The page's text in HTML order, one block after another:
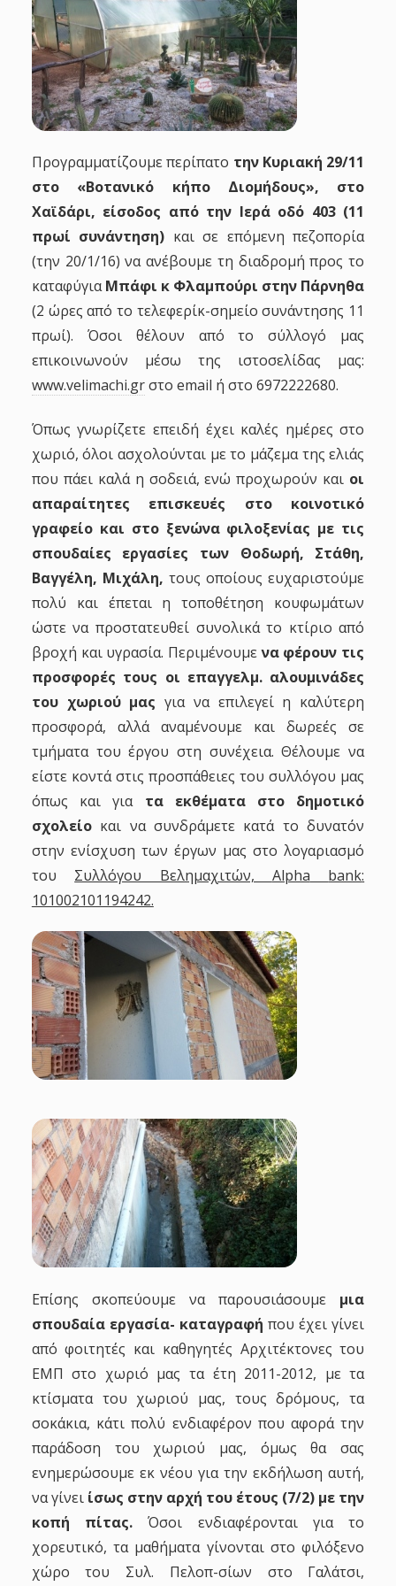
Προγραμματίζουμε περίπατο την Κυριακή 29/11
στο «Βοτανικό κήπο Διομήδους», στο
Χαϊδάρι, είσοδος από την Ιερά οδό 403 (11
πρωί συνάντηση) και σε επόμενη πεζοπορία
(την 20/1/16) να ανέβουμε τη διαδρομή προς το
καταφύγιαΜπάφι κ Φλαμπούρι στην Πάρνηθα
(2 ώρες από το τελεφερίκ-σημείο συνάντησης 11
πρωί). Όσοι θέλουν από το σύλλογό μας
επικοινωνούν μέσω της ιστοσελίδας μας:
www.velimachi.grστο email ή στο 6972222680.
Όπως γνωρίζετε επειδή έχει καλές ημέρες στο
χωριό, όλοι ασχολούνται με το μάζεμα της ελιάς
που πάει καλά η σοδειά, ενώ προχωρούν και οι
απαραίτητες επισκευές στο κοινοτικό
γραφείο και στο ξενώνα φιλοξενίας με τις
σπουδαίες εργασίες των Θοδωρή, Στάθη,
Βαγγέλη, Μιχάλη, τους οποίους ευχαριστούμε
πολύ και έπεται η τοποθέτηση κουφωμάτων
ώστε να προστατευθεί συνολικά το κτίριο από
βροχή και υγρασία. Περιμένουμενα φέρουν τις
προσφορές τους οι επαγγελμ. αλουμινάδες
του χωριού μας για να επιλεγεί η καλύτερη
προσφορά, αλλά αναμένουμε και δωρεές σε
τμήματα του έργου στη συνέχεια. Θέλουμε να
είστε κοντά στις προσπάθειες του συλλόγου μας
όπως και για τα εκθέματα στο δημοτικό
σχολείοκαι να συνδράμετε κατά το δυνατόν
στην ενίσχυση των έργων μας στο λογαριασμό
του Συλλόγου Βελημαχιτών, Alpha bank:
101002101194242.
Επίσης σκοπεύουμε να παρουσιάσουμε μια
σπουδαία εργασία- καταγραφή που έχει γίνει
από φοιτητές και καθηγητές Αρχιτέκτονες του
ΕΜΠ στο χωριό μας τα έτη 2011-2012, με τα
κτίσματα του χωριού μας, τους δρόμους, τα
σοκάκια, κάτι πολύ ενδιαφέρον που αφορά την
παράδοση του χωριού μας, όμως θα σας
ενημερώσουμε εκ νέου για την εκδήλωση αυτή,
να γίνει ίσως στην αρχή του έτους (7/2) με την
κοπή πίτας. Όσοι ενδιαφέρονται για το
χορευτικό, τα μαθήματα γίνονται στο φιλόξενο
χώρο του Συλ. Πελοπ-σίων στο Γαλάτσι,